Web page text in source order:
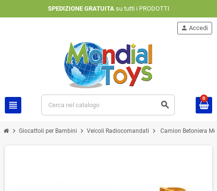
SPEDIZIONE GRATUITAsu tutti i PRODOTTI
view_headline search
person Accedi
0
chevron_right Giocattoli per Bambini chevron_right Veicoli Radiocomandati chevron_right Camion Betoniera